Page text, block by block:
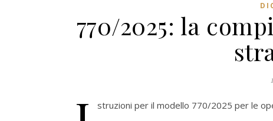
770/2025: la
struzioni per il modello 770/2025 per le